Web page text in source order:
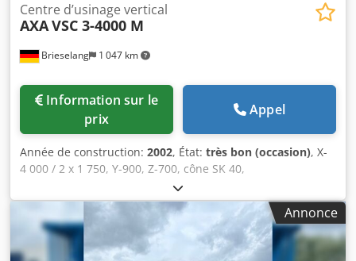
Brieselang 1 047 km
Centre d’usinage vertical
AXAVSC 3-4000 M
prix
Appel
Année de construction: 2002, État: très bon (occasion), X-
4 000 / 2 x 1 750, Y-900, Z-700, cône SK 40,
60 à 6 000 tr/min, 2 changeurs d’outils pour 72 alésages
d’outils, Siemens 840 D, système de mesure Heidenhain,
palpeur de mesure 3D Renishaw, Dodpfx Aogb Rq Sofiskr
BLUM – contrôle de la rupture d’outil, convoyeur de
copeaux, système de filtration à bande.
Annonce